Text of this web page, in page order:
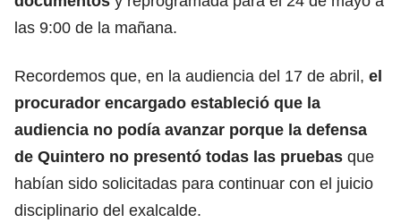
las 9:00 de la mañana.
Recordemos que, en la audiencia del 17 de abril, el
procurador encargado estableció que la
audiencia no podía avanzar porque la defensa
de Quintero no presentó todas las pruebas que
habían sido solicitadas para continuar con el juicio
disciplinario del exalcalde.